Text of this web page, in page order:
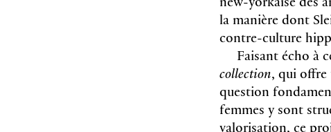
la manière dont
contre-culture
Faisant écho à
collection, qui offre
question
femmes y sont
valorisation, ce